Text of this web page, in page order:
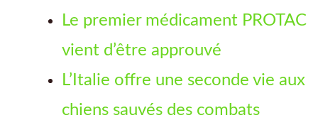
Le premier médicament PROTAC
vient d’être approuvé
L’Italie offre une seconde vie aux
chiens sauvés des combats